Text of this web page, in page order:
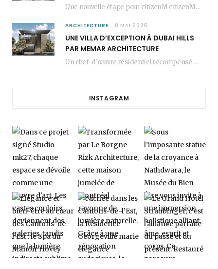
Une nouvelle étape pour citizenM citizenM racheté par Marriott, c’est une annonce qui marque un…
ARCHITECTURE 8 MAI 2025
UNE VILLA D’EXCEPTION À DUBAI HILLS
PAR MEMAR ARCHITECTURE
Un chef-d’œuvre résidentiel récompensé MEMAR Architecture, agence renommée basée à Dubaï, présente aujourd’hui sa dernière…
INSTAGRAM